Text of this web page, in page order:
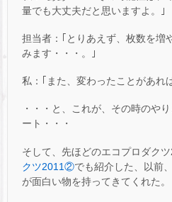
量でも大丈夫だと思いますよ。｣
担当者：｢とりあえず、枚数を増
みます・・・。｣
私：｢また、変わったことがあれ
・・・と、これが、その時のや
ート・・・
そして、先ほどのエコプロダクツ
クツ2011②でも紹介した、以前
が面白い物を持ってきてくれた。